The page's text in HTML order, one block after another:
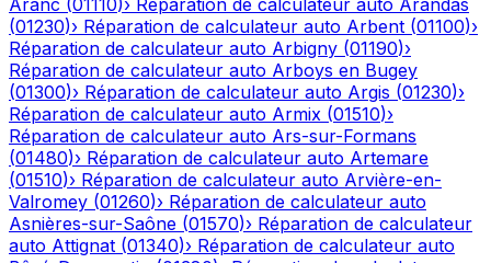
(01230)› Réparation de calculateur auto Arbent (01100)›
Réparation de calculateur auto Arbigny (01190)›
Réparation de calculateur auto Arboys en Bugey
(01300)› Réparation de calculateur auto Argis (01230)›
Réparation de calculateur auto Armix (01510)›
Réparation de calculateur auto Ars-sur-Formans
(01480)› Réparation de calculateur auto Artemare
(01510)› Réparation de calculateur auto Arvière-en-
Valromey (01260)› Réparation de calculateur auto
Asnières-sur-Saône (01570)› Réparation de calculateur
auto Attignat (01340)› Réparation de calculateur auto